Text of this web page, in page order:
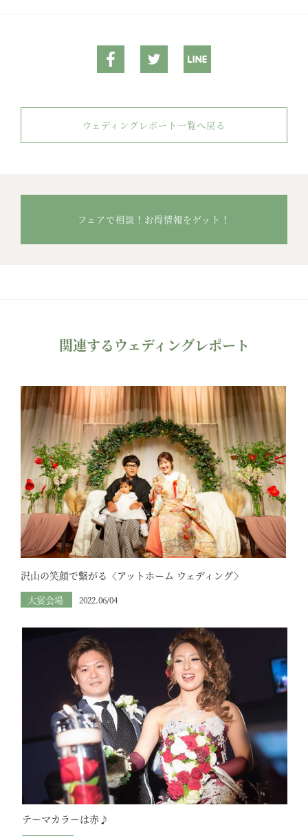
ウェディングレポート一覧へ戻る
フェアで相談！お得情報をゲット！
関連するウェディングレポート
沢山の笑顔で繋がる〈アットホーム ウェディング〉
大宴会場 2022.06/04
テーマカラーは赤♪